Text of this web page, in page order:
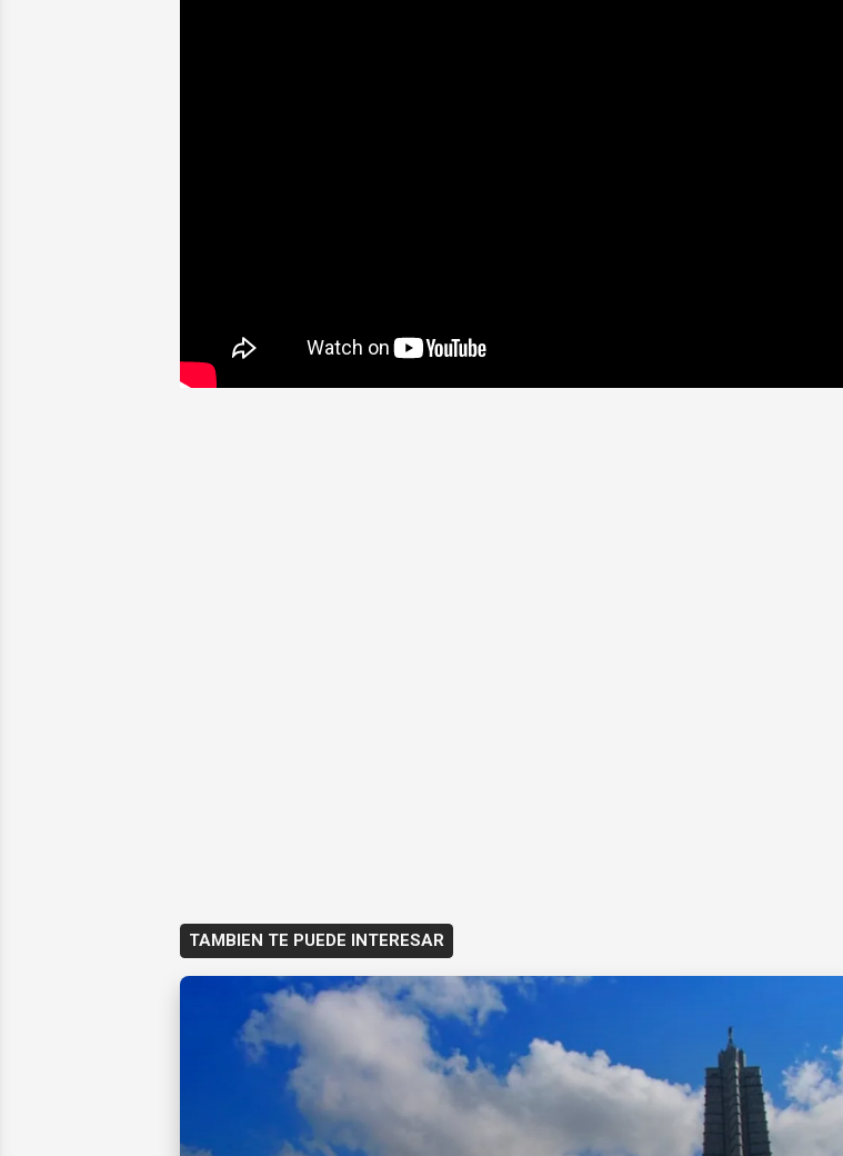
TAMBIEN TE PUEDE INTERESAR